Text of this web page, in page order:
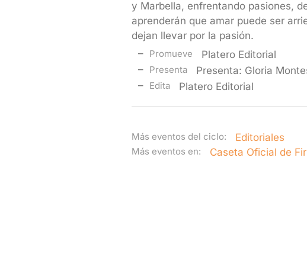
y Marbella, enfrentando pasiones,
aprenderán que amar puede ser
dejan llevar por la pasión.
Promueve Platero Editorial
Presenta Presenta: Gloria
Edita Platero Editorial
Más eventos del ciclo: Editoriales
Más eventos en: Caseta Oficial de